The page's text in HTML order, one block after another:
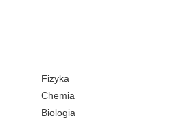
Fizyka
Chemia
Biologia